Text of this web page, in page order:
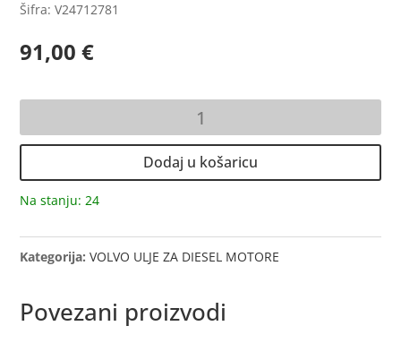
Šifra: V24712781
91,00€
5L
Dodaj u košaricu
Na stanju: 24
Kategorija:VOLVO ULJE ZA DIESEL MOTORE
Povezani proizvodi